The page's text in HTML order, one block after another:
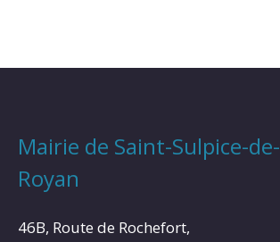
Mairie de Saint-Sulpice-de-
Royan
46B, Route de Rochefort,